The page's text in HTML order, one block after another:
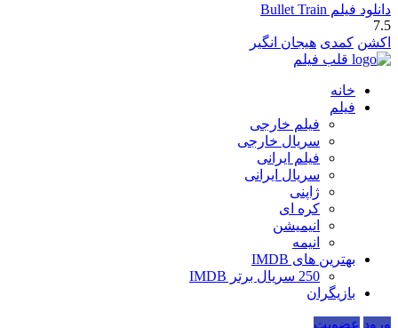
دانلود فیلم Bullet Train
7.5
اکشن کمدی هیجان انگیر
قلب فیلم
خانه
فیلم
فیلم خارجی
سریال خارجی
فیلم ایرانی
سریال ایرانی
ژاپنی
کره ای
انیمیشن
انیمه
بهترین های IMDB
250 سریال برتر IMDB
بازیگران
ورود عضویت